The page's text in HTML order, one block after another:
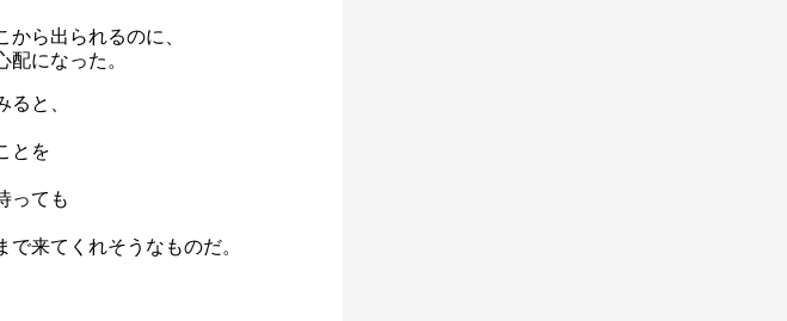
ら出られるのに、
になった。
と、
とを
っても
来てくれそうなものだ。